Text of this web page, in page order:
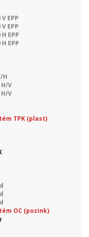
EPP
EPP
EPP
EPP
H
H/V
H/V
TPK (plast)
OC (pozink)